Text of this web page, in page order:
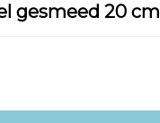
gesmeed 20 cm